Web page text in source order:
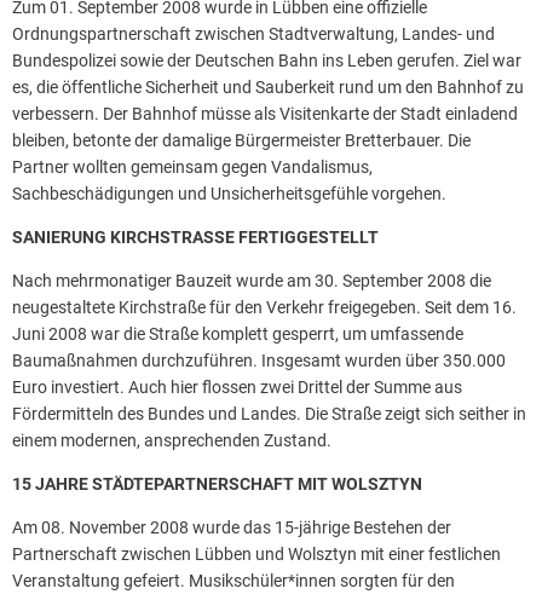
Zum 01. September 2008 wurde in Lübben eine offizielle
Ordnungspartnerschaft zwischen Stadtverwaltung, Landes- und
Bundespolizei sowie der Deutschen Bahn ins Leben gerufen. Ziel war
es, die öffentliche Sicherheit und Sauberkeit rund um den Bahnhof zu
verbessern. Der Bahnhof müsse als Visitenkarte der Stadt einladend
bleiben, betonte der damalige Bürgermeister Bretterbauer. Die
Partner wollten gemeinsam gegen Vandalismus,
Sachbeschädigungen und Unsicherheitsgefühle vorgehen.
SANIERUNG KIRCHSTRASSE FERTIGGESTELLT
Nach mehrmonatiger Bauzeit wurde am 30. September 2008 die
neugestaltete Kirchstraße für den Verkehr freigegeben. Seit dem 16.
Juni 2008 war die Straße komplett gesperrt, um umfassende
Baumaßnahmen durchzuführen. Insgesamt wurden über 350.000
Euro investiert. Auch hier flossen zwei Drittel der Summe aus
Fördermitteln des Bundes und Landes. Die Straße zeigt sich seither in
einem modernen, ansprechenden Zustand.
15 JAHRE STÄDTEPARTNERSCHAFT MIT WOLSZTYN
Am 08. November 2008 wurde das 15-jährige Bestehen der
Partnerschaft zwischen Lübben und Wolsztyn mit einer festlichen
Veranstaltung gefeiert. Musikschüler*innen sorgten für den